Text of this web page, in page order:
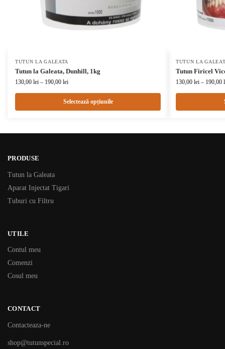
TUTUN LA GALEATA
Tutun la Galeata, Dunhill, 1kg
130,00 lei – 190,00 lei
Selectează opțiunile
TUTUN LA
Tutun Firicel
130,00 lei – 190,00
PRODUSE
Tutun la Galeata
Aparat Injectat Tigari
Tuburi cu Filtru
UTILE
Contul meu
Comenzi
Cosul meu
CONTACT
Contacteaza-ne
shop@tutunspecial.ro